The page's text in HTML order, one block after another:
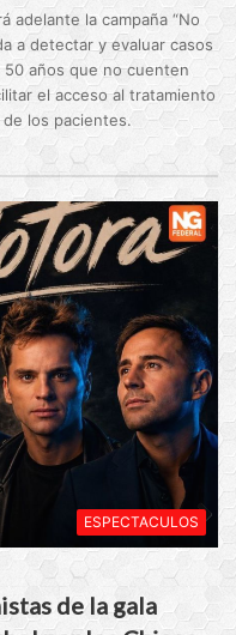
adelante la campaña “No
a detectar y evaluar casos
años que no cuenten
el acceso al tratamiento
los pacientes.
ESPECTACULOS
de la gala